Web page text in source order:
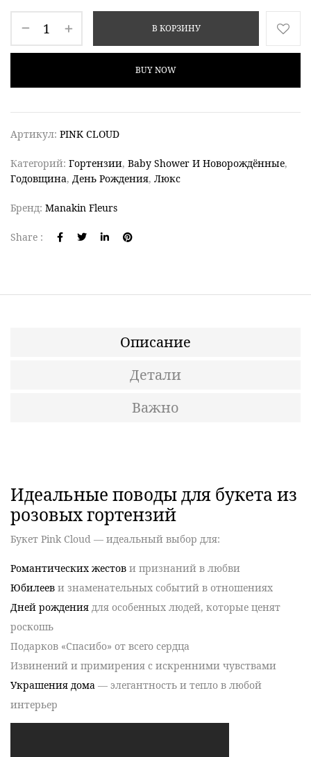
В КОРЗИНУ
BUY NOW
Артикул: PINK CLOUD
Категорий: Гортензии, Baby Shower И Новорождённые,
Годовщина, День Рождения, Люкс
Бренд: Manakin Fleurs
Share :
Описание
Детали
Важно
Идеальные поводы для букета из
розовых гортензий
Букет Pink Cloud — идеальный выбор для:
Романтических жестов и признаний в любви
Юбилеев и знаменательных событий в отношениях
Дней рождения для особенных людей, которые ценят
роскошь
Подарков «Спасибо» от всего сердца
Извинений и примирения с искренними чувствами
Украшения дома — элегантность и тепло в любой
интерьер